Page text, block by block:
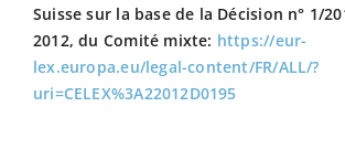
Suisse sur la base de la Décision n° 1/
2012, du Comité mixte: https://eur-
lex.europa.eu/legal-content/FR/ALL/?
uri=CELEX%3A22012D0195